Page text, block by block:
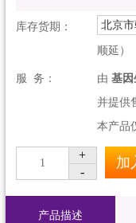
库存货期： 北京
顺延）
服 务： 由 基因
并提供
本产品
1
+
-
加
产品描述